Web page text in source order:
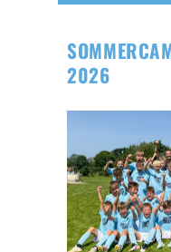
2026